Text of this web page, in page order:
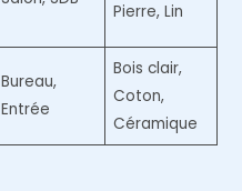
Pierre, Lin
Bureau,
Entrée
Bois clair,
Coton,
Céramique